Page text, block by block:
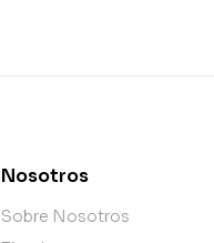
Nosotros
Sobre Nosotros